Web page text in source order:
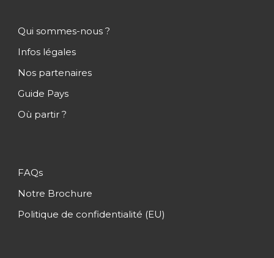
Qui sommes-nous ?
Infos légales
Nos partenaires
Guide Pays
Où partir ?
FAQs
Notre Brochure
Politique de confidentialité (EU)